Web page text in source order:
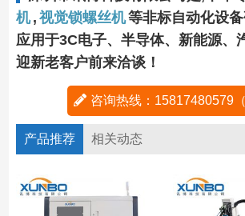
机 , 视觉锁螺丝机等非标自动化设
应用于3C电子、半导体、新能源、
迎新老客户前来洽谈！
咨询热线：15817480579
产品推荐 相关动态